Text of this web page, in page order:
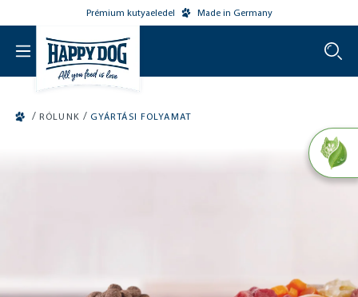
Prémium kutyaeledel Made in Germany
/ RÓLUNK / GYÁRTÁSI FOLYAMAT